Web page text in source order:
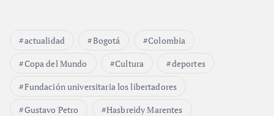
actualidad Bogotá
Colombia
Copa del Mundo
Cultura
deportes
Fundación universitaria los libertadores
Gustavo Petro
Hasbreidy Marentes